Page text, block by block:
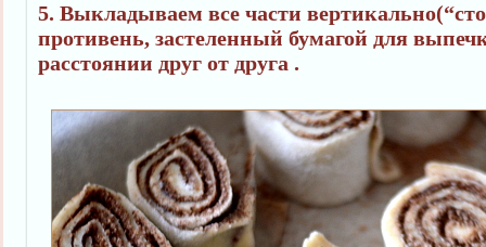
5. Выкладываем все части
противень, застеленный бумагой для
расстоянии друг от друга .